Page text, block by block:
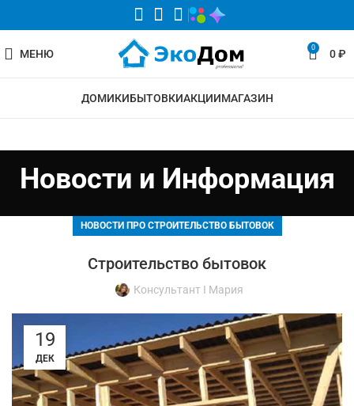
МЕНЮ 0 0₽
ДОМИКИБЫТОВКИАКЦИИМАГАЗИН
Новости и Информация
НОВОСТИ ПРО СТРОИТЕЛЬСТВО БЫТОВОК
Строительство бытовок
Консультант I Мария
19
ДЕК